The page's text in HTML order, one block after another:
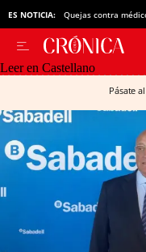
ES NOTICIA: Quejas contra
Leer en Castellano
Pásate